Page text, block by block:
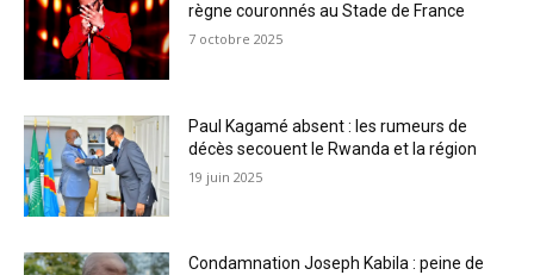
règne couronnés au Stade de France
7 octobre 2025
Paul Kagamé absent : les rumeurs de
décès secouent le Rwanda et la région
19 juin 2025
Condamnation Joseph Kabila : peine de